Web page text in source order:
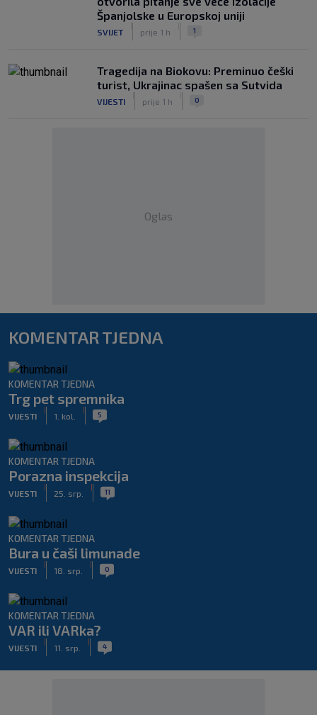
Španjolske u Europskoj uniji
SVIJET prije 1 h 1
Tragedija na Biokovu: Preminuo češki
turist, Ukrajinac spašen sa Sutvida
VIJESTI prije 1 h 0
Oglas
KOMENTAR TJEDNA
KOMENTAR TJEDNA
Trg pet spremnika
VIJESTI 1. kol. 5
KOMENTAR TJEDNA
Porazna inspekcija
VIJESTI 25. srp. 11
KOMENTAR TJEDNA
Bura u čaši limunade
VIJESTI 18. srp. 0
KOMENTAR TJEDNA
VAR ili VARka?
VIJESTI 11. srp. 4